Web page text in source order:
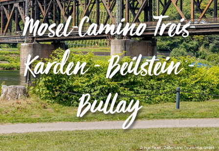
© Inge Faust , Zeller Land Tourismus GmbH
Mosel-Camino Treis-
Karden - Beilstein -
Bullay